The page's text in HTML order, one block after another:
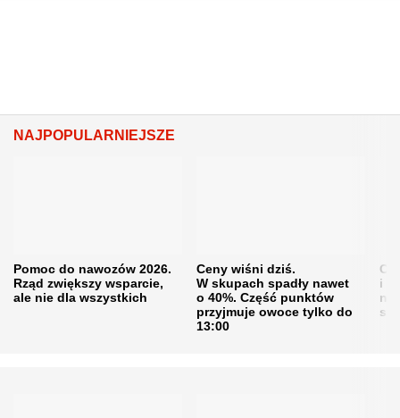
NAJPOPULARNIEJSZE
Pomoc do nawozów 2026.
Rząd zwiększy wsparcie,
ale nie dla wszystkich
Ceny wiśni dziś.
W skupach spadły nawet
o 40%. Część punktów
przyjmuje owoce tylko do
13:00
i